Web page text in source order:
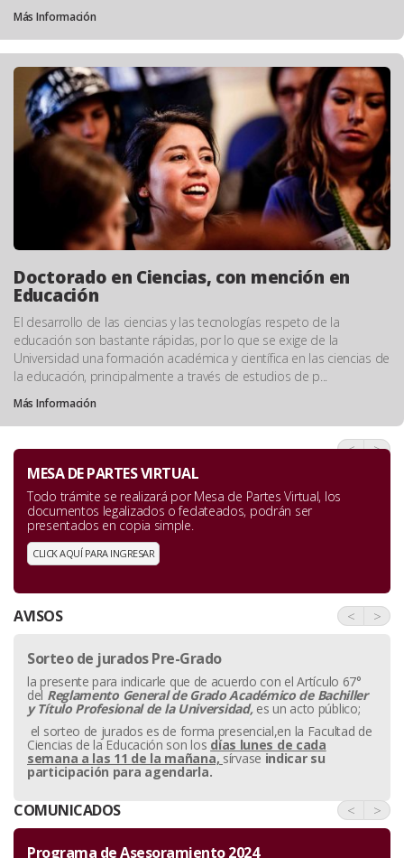
Más Información
Doctorado en Ciencias, con mención en
Educación
El desarrollo de las ciencias y las tecnologías respeto de la
educación son bastante rápidas, por lo que se exige de la
Universidad una formación académica y científica en las ciencias de
la educación, principalmente a través de estudios de p...
Más Información
< >
MESA DE PARTES VIRTUAL
Todo trámite se realizará por Mesa de Partes Virtual, los
documentos legalizados o fedateados, podrán ser
presentados en copia simple.
CLICK AQUÍ PARA INGRESAR
AVISOS < >
Sorteo de jurados Pre-Grado
la presente para indicarle que de acuerdo con el Artículo 67°
del Reglamento General de Grado Académico de Bachiller
yTítulo Profesional de la Universidad, es un acto público;
el sorteo de jurados es de forma presencial,en la Facultad de
Ciencias de la Educación son los días lunes de cada
semana a las 11 de la mañana, sírvase indicar su
participación para agendarla.
COMUNICADOS < >
Programa de Asesoramiento 2024